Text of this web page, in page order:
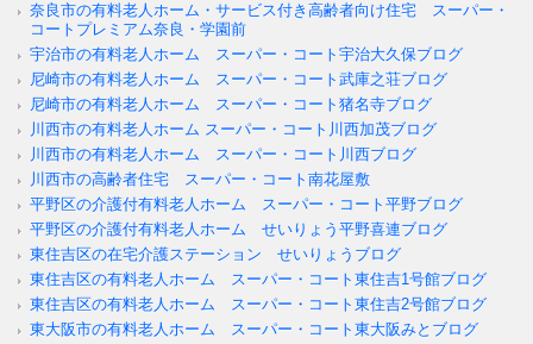
奈良市の有料老人ホーム・サービス付き高齢者向け住宅 スーパー・
コートプレミアム奈良・学園前
宇治市の有料老人ホーム スーパー・コート宇治大久保ブログ
尼崎市の有料老人ホーム スーパー・コート武庫之荘ブログ
尼崎市の有料老人ホーム スーパー・コート猪名寺ブログ
川西市の有料老人ホーム スーパー・コート川西加茂ブログ
川西市の有料老人ホーム スーパー・コート川西ブログ
川西市の高齢者住宅 スーパー・コート南花屋敷
平野区の介護付有料老人ホーム スーパー・コート平野ブログ
平野区の介護付有料老人ホーム せいりょう平野喜連ブログ
東住吉区の在宅介護ステーション せいりょうブログ
東住吉区の有料老人ホーム スーパー・コート東住吉1号館ブログ
東住吉区の有料老人ホーム スーパー・コート東住吉2号館ブログ
東大阪市の有料老人ホーム スーパー・コート東大阪みとブログ